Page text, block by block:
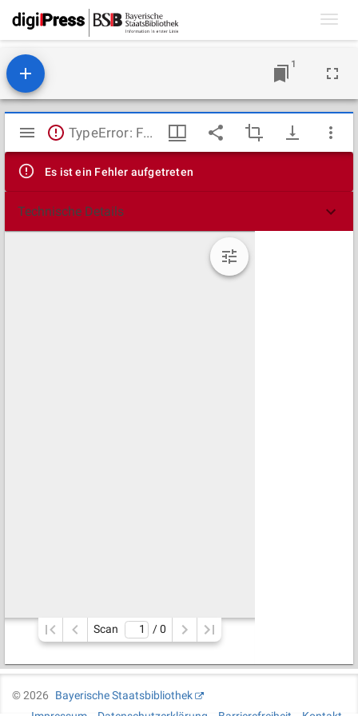
1
Mirador
Viewer
TypeError: Failed to fetch
Es ist ein Fehler aufgetreten
Technische Details
Scan / 0
©2026
Bayerische Staatsbibliothek